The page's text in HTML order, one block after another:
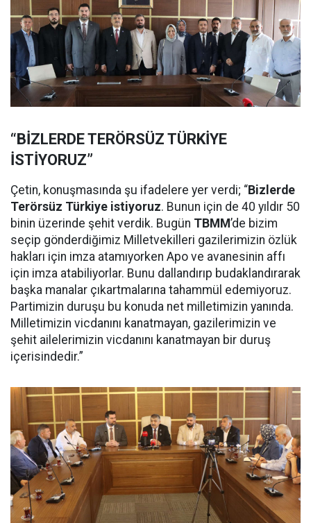
“BİZLERDE TERÖRSÜZ TÜRKİYE
İSTİYORUZ”
Çetin, konuşmasında şu ifadelere yer verdi; “Bizlerde
Terörsüz Türkiye istiyoruz. Bunun için de 40 yıldır 50
binin üzerinde şehit verdik. Bugün TBMM’de bizim
seçip gönderdiğimiz Milletvekilleri gazilerimizin özlük
hakları için imza atamıyorken Apo ve avanesinin affı
için imza atabiliyorlar. Bunu dallandırıp budaklandırarak
başka manalar çıkartmalarına tahammül edemiyoruz.
Partimizin duruşu bu konuda net milletimizin yanında.
Milletimizin vicdanını kanatmayan, gazilerimizin ve
şehit ailelerimizin vicdanını kanatmayan bir duruş
içerisindedir.”